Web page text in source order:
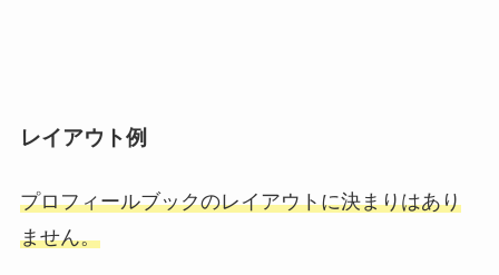
レイアウト例
プロフィールブックのレイアウトに決まりはあり
ません。